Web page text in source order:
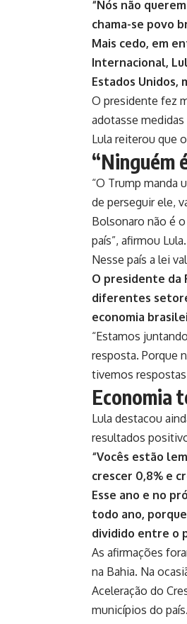
“Nós não
chama-se povo
Mais cedo, em
Internacional,
Estados Unidos,
O presidente fez
adotasse
Lula reiterou que
“Ninguém
“O Trump manda
de perseguir ele,
Bolsonaro não é
país”, afirmou
Nesse país a lei
O presidente da
diferentes
economia
“Estamos
resposta. Porque
tivemos respostas
Economia
Lula destacou
resultados
“Vocês estão
crescer 0,8% e
Esse ano e no
todo ano,
dividido entre o
As afirmações
na Bahia. Na
Aceleração do
municípios do país.